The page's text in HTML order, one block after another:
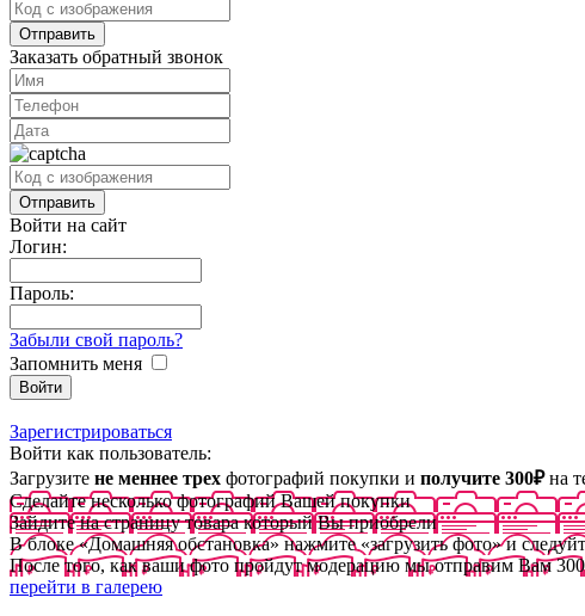
Заказать обратный звонок
Войти на сайт
Логин:
Пароль:
Забыли свой пароль?
Запомнить меня
Зарегистрироваться
Войти как пользователь:
Загрузите не меннее трех фотографий покупки и получите 300₽на
Сделайте несколько фотографий Вашей покупки
Зайдите на страницу товара который Вы приобрели
В блоке «Домашняя обстановка» нажмите «загрузить фото» и
После того, как ваши фото пройдут модерацию мы отправим Вам
перейти в галерею